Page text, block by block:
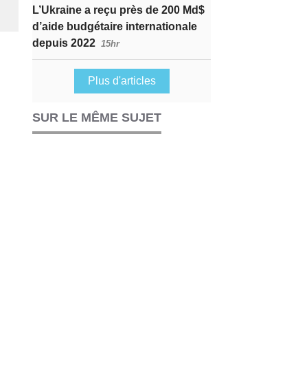
L’Ukraine a reçu près de 200 Md$
d’aide budgétaire internationale
depuis 2022 15hr
Plus d'articles
SUR LE MÊME SUJET